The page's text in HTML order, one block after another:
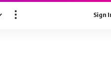
Sign